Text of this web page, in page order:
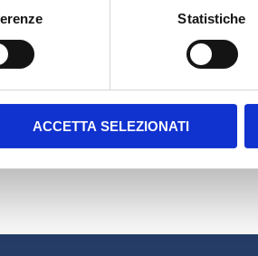
Statistiche
ACCETTA SELEZIONATI
che commento.